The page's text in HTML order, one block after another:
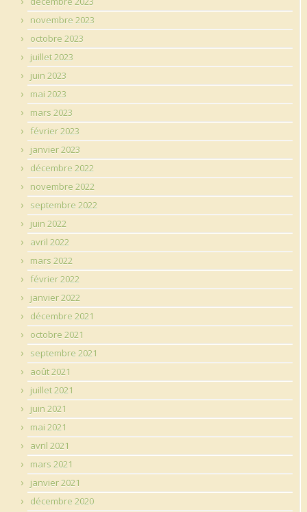
novembre 2023
octobre 2023
juillet 2023
juin 2023
mai 2023
mars 2023
février 2023
janvier 2023
décembre 2022
novembre 2022
septembre 2022
juin 2022
avril 2022
mars 2022
février 2022
janvier 2022
décembre 2021
octobre 2021
septembre 2021
août 2021
juillet 2021
juin 2021
mai 2021
avril 2021
mars 2021
janvier 2021
décembre 2020